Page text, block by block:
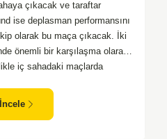
çıkacak ve taraftar
ise deplasman performansını
olarak bu maça çıkacak. İki
önemli bir karşılaşma olarak
iç sahadaki maçlarda
Hücum anlamında her iki